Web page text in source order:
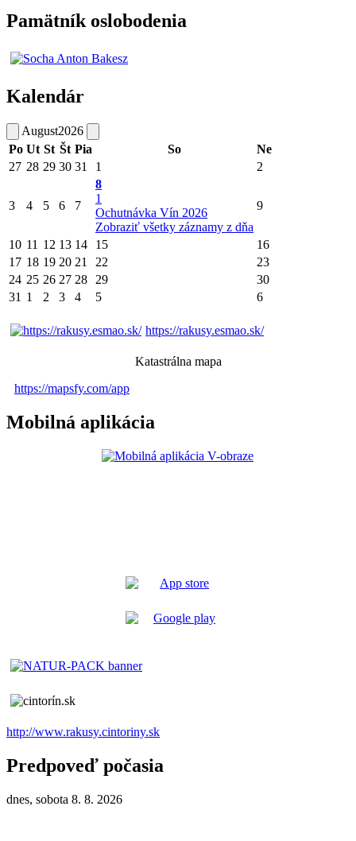
Pamätník oslobodenia
Kalendár
August2026
Po Ut St Št Pia So
Ne
27 28 29 30 31 1 2
3 4 5 6 7
8
1
Ochutnávka Vín 2026
Zobraziť všetky záznamy z dňa
9
10 11 12 13 14 15
16
17 18 19 20 21 22
23
24 25 26 27 28 29
30
31 1 2 3 4 5 6
https://rakusy.esmao.sk/
Katastrálna mapa
https://mapsfy.com/app
Mobilná aplikácia
http://www.rakusy.cintoriny.sk
Predpoveď počasia
dnes, sobota 8. 8. 2026